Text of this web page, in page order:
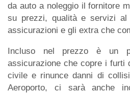
da auto a noleggio il fornitore
su prezzi, qualità e servizi
assicurazioni e gli extra che
Incluso nel prezzo è un
assicurazione che copre i furti
civile e rinunce danni di
Aeroporto, ci sarà anche